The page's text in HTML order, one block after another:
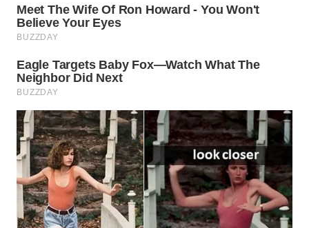
WN
SULSEL
WN
GORONTALO
WN
SULUT
WN
MALUKU
WN